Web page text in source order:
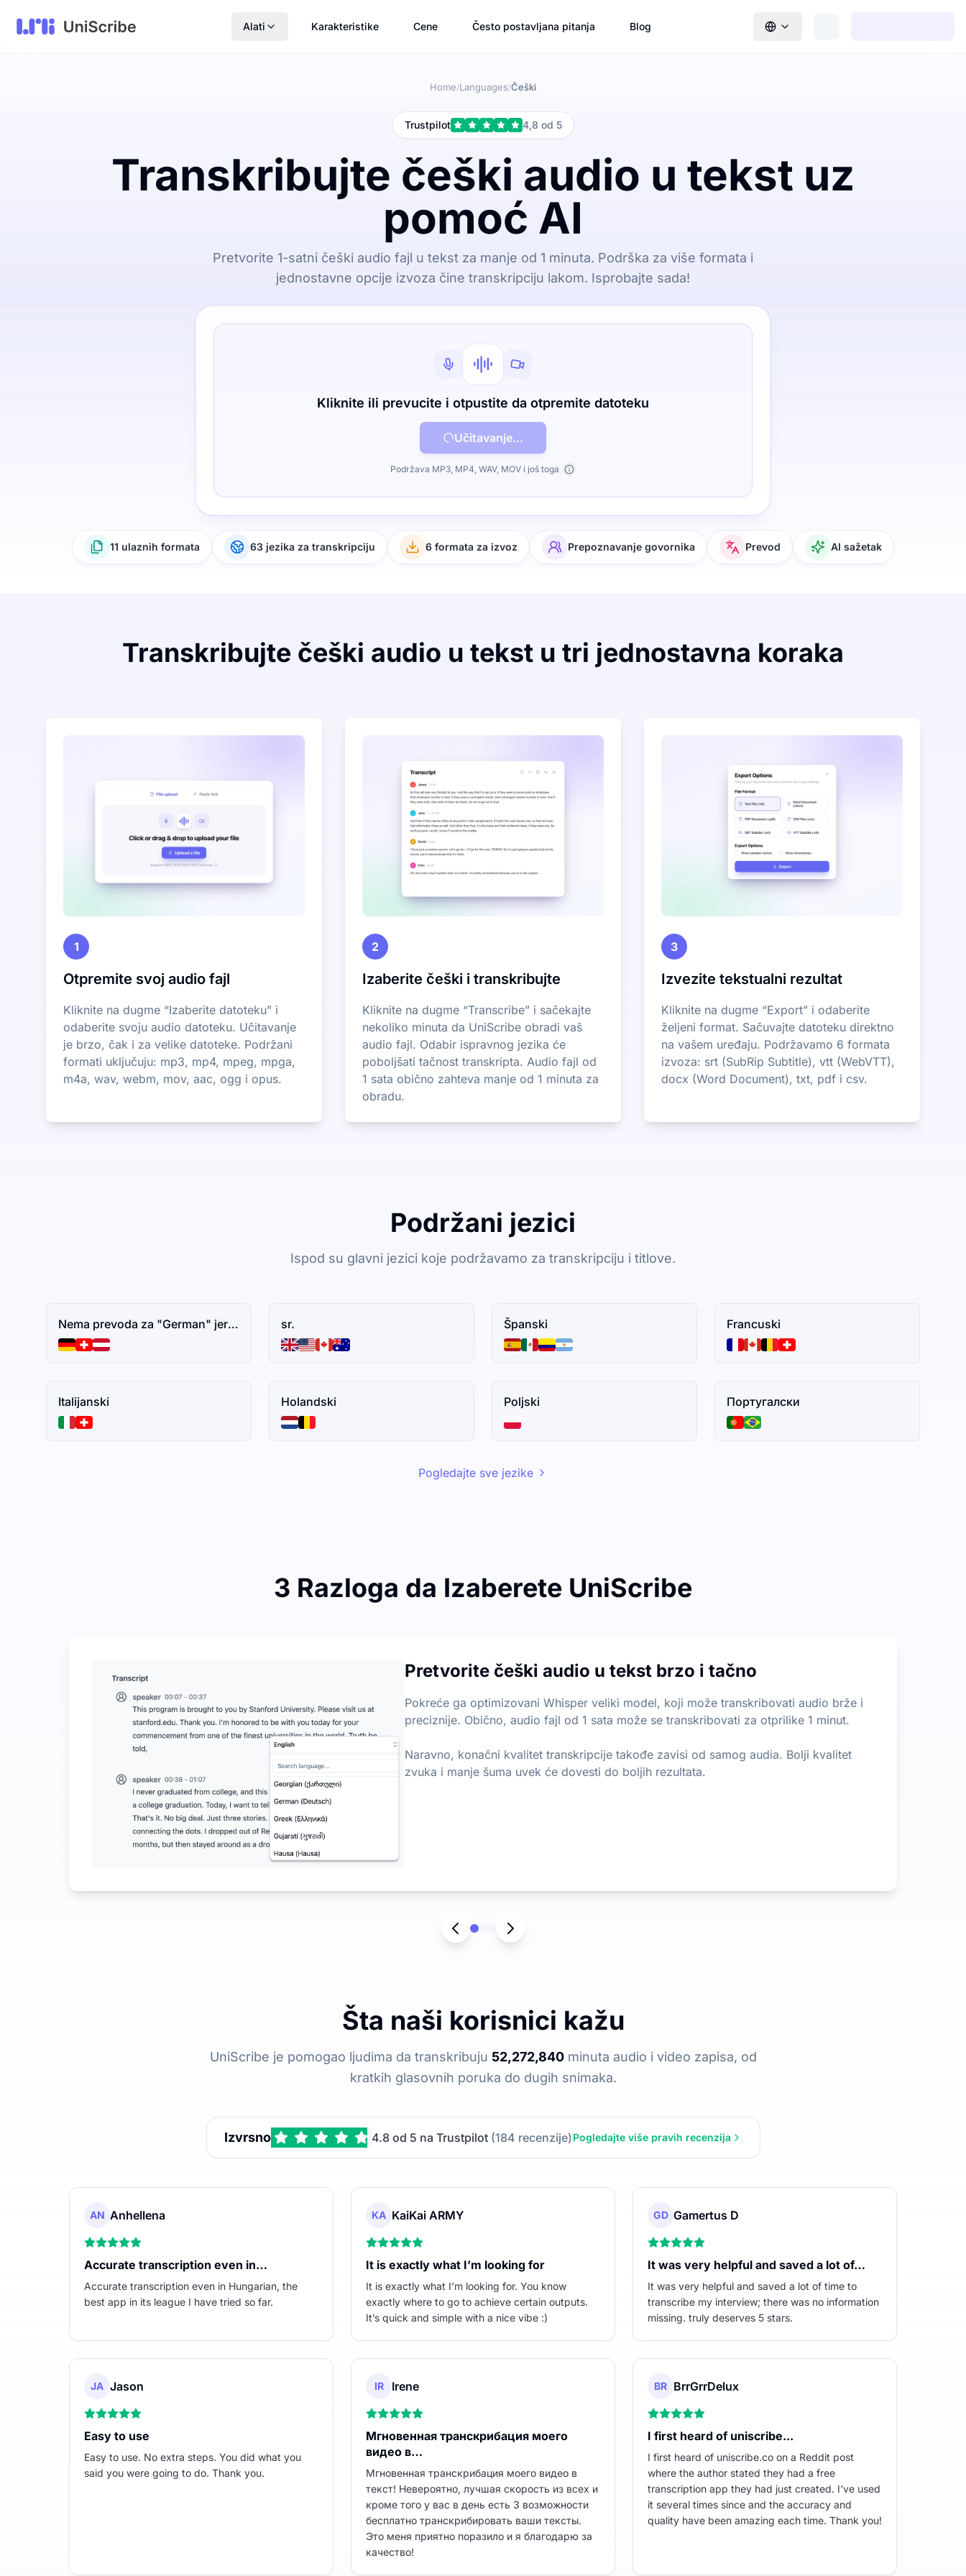
Alati Karakteristike Cene Često postavljana pitanja Blog
Home/Languages/Češki
Trustpilot 4,8 od 5
Transkribujte češki audio u tekst uz
pomoć AI
Pretvorite 1-satni češki audio fajl u tekst za manje od 1 minuta. Podrška za više formata i
jednostavne opcije izvoza čine transkripciju lakom. Isprobajte sada!
Kliknite ili prevucite i otpustite da otpremite datoteku
Učitavanje...
Podržava MP3, MP4, WAV, MOV i još toga
11 ulaznih formata 63 jezika za transkripciju 6 formata za izvoz Prepoznavanje govornika Prevod AI sažetak
Transkribujte češki audio u tekst u tri jednostavna koraka
1
Otpremite svoj audio fajl
Kliknite na dugme “Izaberite datoteku” i
odaberite svoju audio datoteku. Učitavanje
je brzo, čak i za velike datoteke. Podržani
formati uključuju: mp3, mp4, mpeg, mpga,
m4a, wav, webm, mov, aac, ogg i opus.
2
Izaberite češki i transkribujte
Kliknite na dugme “Transcribe” i sačekajte
nekoliko minuta da UniScribe obradi vaš
audio fajl. Odabir ispravnog jezika će
poboljšati tačnost transkripta. Audio fajl od
1 sata obično zahteva manje od 1 minuta za
obradu.
3
Izvezite tekstualni rezultat
Kliknite na dugme “Export” i odaberite
željeni format. Sačuvajte datoteku direktno
na vašem uređaju. Podržavamo 6 formata
izvoza: srt (SubRip Subtitle), vtt (WebVTT),
docx (Word Document), txt, pdf i csv.
Podržani jezici
Ispod su glavni jezici koje podržavamo za transkripciju i titlove.
Nema prevoda za "German" jer je to naziv jezika. Ako imate dodatni tekst za prevođenje, slobodno ga podelite. sr. Španski Francuski
Italijanski Holandski Poljski Португалски
Pogledajte sve jezike
3 Razloga da Izaberete UniScribe
UniScribe nudi 120 minuta besplatne transkripcije svakog meseca, sa dnevnim ograničenjem od 3 datoteka. Nema ograničenja u vezi sa dužinom ili veličinom
Više AI funkcija dostupno osim pretvaranja zvuka u tekst
Automatski generišite sažetke, mentalne mape i ključne tačke iz audio i video datoteka, pomažući vam da brzo izdvojite najvažnije informacije iz dugih sadržaja. To
Pretvorite češki audio u tekst brzo i tačno
Pokreće ga optimizovani Whisper veliki model, koji može transkribovati audio brže i
preciznije. Obično, audio fajl od 1 sata može se transkribovati za otprilike 1 minut.
Naravno, konačni kvalitet transkripcije takođe zavisi od samog audia. Bolji kvalitet
zvuka i manje šuma uvek će dovesti do boljih rezultata.
Šta naši korisnici kažu
UniScribe je pomogao ljudima da transkribuju 52,272,840minuta audio i video zapisa, od
kratkih glasovnih poruka do dugih snimaka.
Izvrsno 4.8 od 5 na Trustpilot(184 recenzije)Pogledajte više pravih recenzija
AN Anhellena
Accurate transcription even in…
Accurate transcription even in Hungarian, the
best app in its league I have tried so far.
KA KaiKai ARMY
It is exactly what I’m looking for
It is exactly what I’m looking for. You know
exactly where to go to achieve certain outputs.
It’s quick and simple with a nice vibe :)
GD Gamertus D
It was very helpful and saved a lot of…
It was very helpful and saved a lot of time to
transcribe my interview; there was no information
missing. truly deserves 5 stars.
JA Jason
Easy to use
Easy to use. No extra steps. You did what you
said you were going to do. Thank you.
IR Irene
Мгновенная транскрибация моего
видео в…
Мгновенная транскрибация моего видео в
текст! Невероятно, лучшая скорость из всех и
кроме того у вас в день есть 3 возможности
бесплатно транскрибировать ваши тексты.
Это меня приятно поразило и я благодарю за
качество!
BR BrrGrrDelux
I first heard of uniscribe...
I first heard of uniscribe.co on a Reddit post
where the author stated they had a free
transcription app they had just created. I've used
it several times since and the accuracy and
quality have been amazing each time. Thank you!